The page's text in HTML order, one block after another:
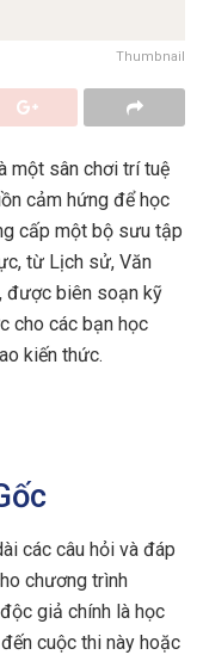
Thumbnail
một sân chơi trí tuệ
cảm hứng để học
cấp một bộ sưu tập
từ Lịch sử, Văn
được biên soạn kỹ
cho các bạn học
kiến thức.
các câu hỏi và đáp
chương trình
giả chính là học
cuộc thi này hoặc